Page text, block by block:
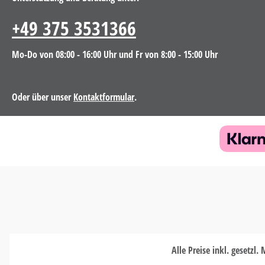
unter
nur für
+49 375 3531366
Mo-Do von 08:00 - 16:00 Uhr und Fr von 8:00 - 15:00 Uhr
Oder über unserKontaktformular.
Alle Preise inkl. gesetzl.